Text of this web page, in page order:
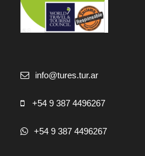
info@tures.tur.ar
+54 9 387 4496267
+54 9 387 4496267